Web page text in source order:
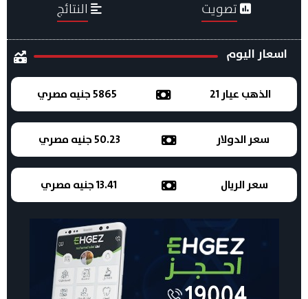
تصويت النتائج
اسعار اليوم
الذهب عيار 21 5865 جنيه مصري
سعر الدولار 50.23 جنيه مصري
سعر الريال 13.41 جنيه مصري